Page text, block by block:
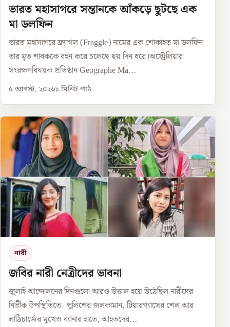
ভারত মহাসাগরে সন্তানকে আঁকড়ে ছুটছে এক
মা ডলফিন
ভারত মহাসাগরে ফ্র্যাগল (Fraggle) নামের এক শোকাহত মা ডলফিন
তার মৃত শাবককে বহন করে চলেছে ছয় দিন ধরে।অস্ট্রেলিয়ার
সংরক্ষণবিষয়ক প্রতিষ্ঠান Geographe Ma...
৫ আগস্ট, ২০২৬১ মিনিট পাঠ
নারী
জবির নারী নেত্রীদের ভাবনা
জুলাই আন্দোলনের দিনগুলো আরও উত্তাল হয়ে উঠেছিল নারীদের
নির্ভীক উপস্থিতিতে। পুলিশের জলকামান, টিয়ারগ্যাসের শেল আর
লাঠিচার্জের মুখেও ব্যানার হাতে, আহতদের...